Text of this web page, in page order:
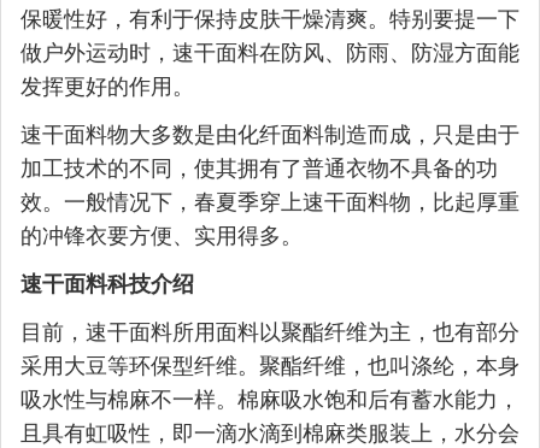
保暖性好，有利于保持皮肤干燥清爽。特别要提一下
做户外运动时，速干面料在防风、防雨、防湿方面能
发挥更好的作用。
速干面料物大多数是由化纤面料制造而成，只是由于
加工技术的不同，使其拥有了普通衣物不具备的功
效。一般情况下，春夏季穿上速干面料物，比起厚重
的冲锋衣要方便、实用得多。
速干面料科技介绍
目前，速干面料所用面料以聚酯纤维为主，也有部分
采用大豆等环保型纤维。聚酯纤维，也叫涤纶，本身
吸水性与棉麻不一样。棉麻吸水饱和后有蓄水能力，
且具有虹吸性，即一滴水滴到棉麻类服装上，水分会